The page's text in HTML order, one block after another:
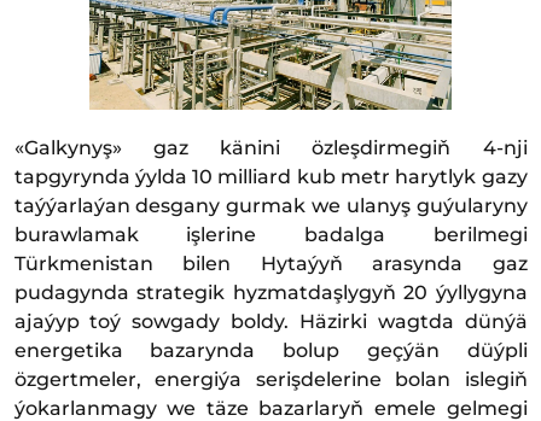
«Galkynyş» gaz känini özleşdirmegiň 4-nji
tapgyrynda ýylda 10 milliard kub metr harytlyk gazy
taýýarlaýan desgany gurmak we ulanyş guýularyny
burawlamak işlerine badalga berilmegi
Türkmenistan bilen Hytaýyň arasynda gaz
pudagynda strategik hyzmatdaşlygyň 20 ýyllygyna
ajaýyp toý sowgady boldy. Häzirki wagtda dünýä
energetika bazarynda bolup geçýän düýpli
özgertmeler, energiýa serişdelerine bolan islegiň
ýokarlanmagy we täze bazarlaryň emele gelmegi